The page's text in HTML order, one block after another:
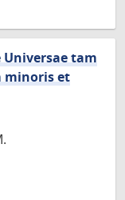
tam
minoris et